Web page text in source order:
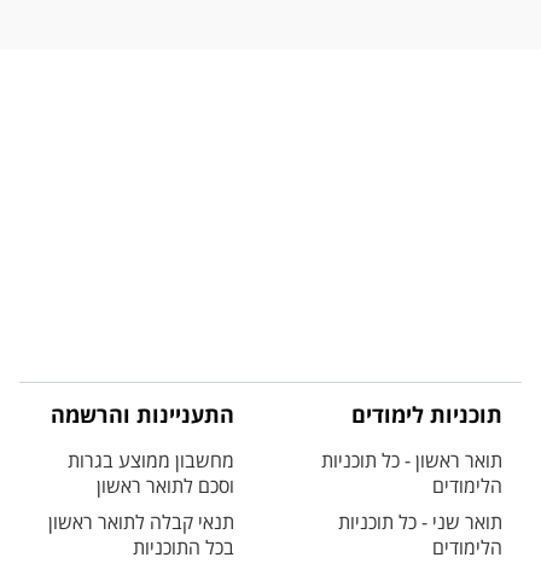
תוכניות לימודים
תואר ראשון - כל תוכניות
הלימודים
תואר שני - כל תוכניות
הלימודים
התעניינות והרשמה
מחשבון ממוצע בגרות
וסכם לתואר ראשון
תנאי קבלה לתואר ראשון
בכל התוכניות